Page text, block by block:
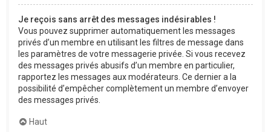
Je reçois sans arrêt des messages indésirables !
Vous pouvez supprimer automatiquement les messages
privés d’un membre en utilisant les filtres de message dans
les paramètres de votre messagerie privée. Si vous recevez
des messages privés abusifs d’un membre en particulier,
rapportez les messages aux modérateurs. Ce dernier a la
possibilité d’empêcher complètement un membre d’envoyer
des messages privés.
Haut